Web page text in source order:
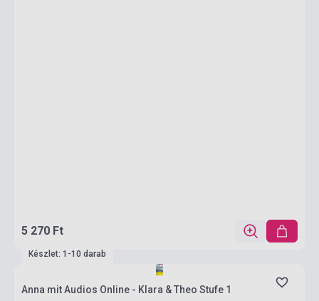
5 270 Ft
Készlet: 1-10 darab
Anna mit Audios Online - Klara & Theo Stufe 1